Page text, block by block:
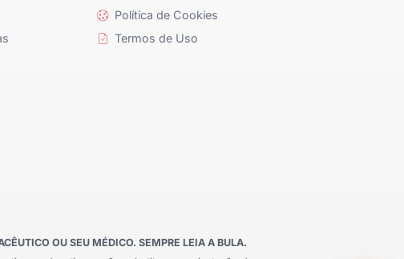
Política de Cookies
Termos de Uso
OU SEU MÉDICO. SEMPRE LEIA A BULA.